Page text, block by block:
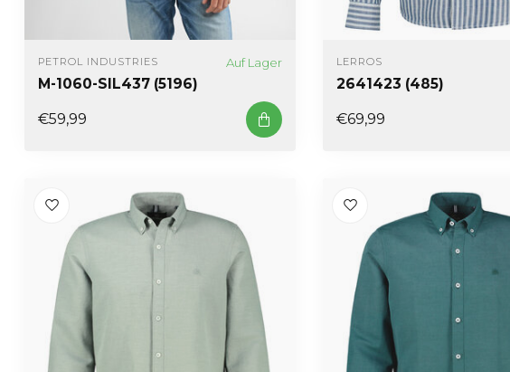
PETROL INDUSTRIES Auf Lager
M-1060-SIL437 (5196)
€59,99
LERROS
2641423 (485)
€69,99